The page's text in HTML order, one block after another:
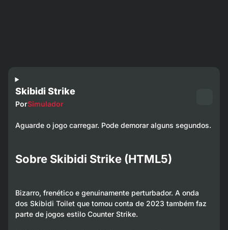
Skibidi Strike
PorSimulador
Aguarde o jogo carregar. Pode demorar alguns segundos.
Sobre Skibidi Strike (HTML5)
Bizarro, frenético e genuinamente perturbador. A onda
dos Skibidi Toilet que tomou conta de 2023 também faz
parte de jogos estilo Counter Strike.